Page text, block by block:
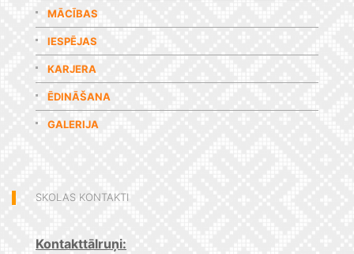
MĀCĪBAS
IESPĒJAS
KARJERA
ĒDINĀŠANA
GALERIJA
SKOLAS KONTAKTI
Kontakttālruņi: